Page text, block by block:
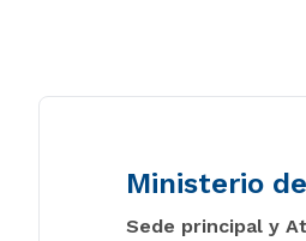
Ministerio
Sede principal y